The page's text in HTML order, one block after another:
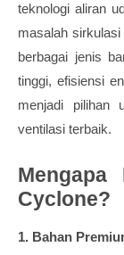
teknologi aliran
masalah
berbagai jenis
tinggi, efisiensi
menjadi pilihan
ventilasi terbaik.
Mengapa
Cyclone?
1. Bahan